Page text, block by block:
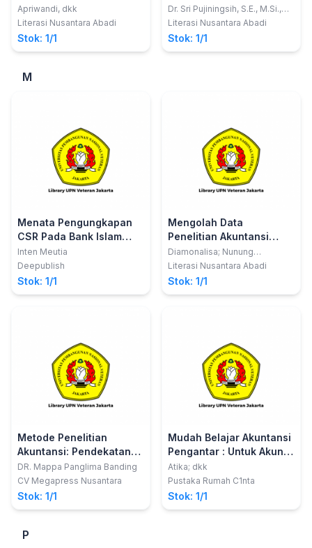
Apriwandi, dkk
Literasi Nusantara Abadi
Stok: 1/1
METODE
Dr. Sri Pujiningsih, S.E., M.Si.,
Ak.
Literasi Nusantara Abadi
Stok: 1/1
M
Menata Pengungkapan
CSR Pada Bank Islam
(Pendekatan Teori Kritis)
Inten Meutia
Deepublish
Stok: 1/1
Mengolah Data
Penelitian Akuntansi
dengan SPSS
Diamonalisa; Nunung
Nurhayati; Dani Rahman
Literasi Nusantara Abadi
Stok: 1/1
Metode Penelitian
Akuntansi: Pendekatan
Praktis untuk Pemula
DR. Mappa Panglima Banding
CV Megapress Nusantara
Stok: 1/1
Mudah Belajar Akuntansi
Pengantar : Untuk Akun-
akun yang Terklasifikasi
sebagai Aset
Atika; dkk
Pustaka Rumah C1nta
Stok: 1/1
P